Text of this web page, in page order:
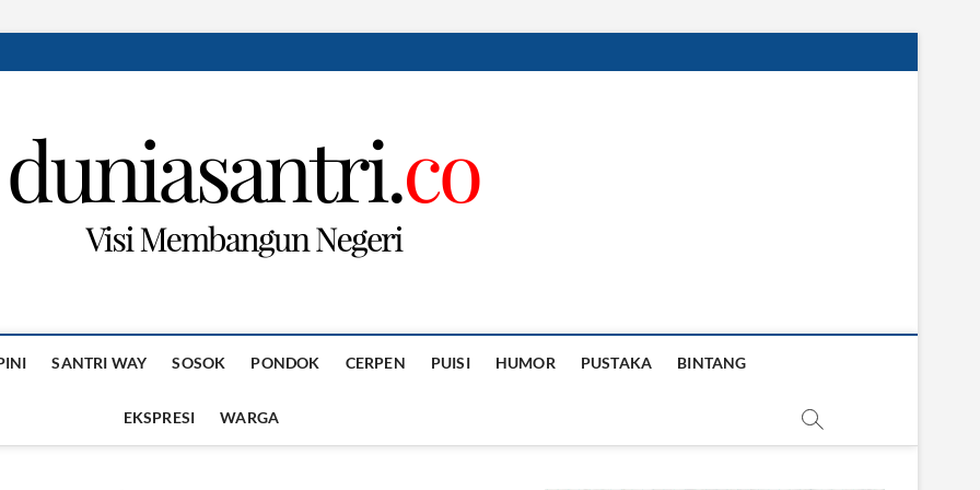
SANTRI WAY SOSOK PONDOK CERPEN PUISI HUMOR PUSTAKA BINTANG
EKSPRESI WARGA